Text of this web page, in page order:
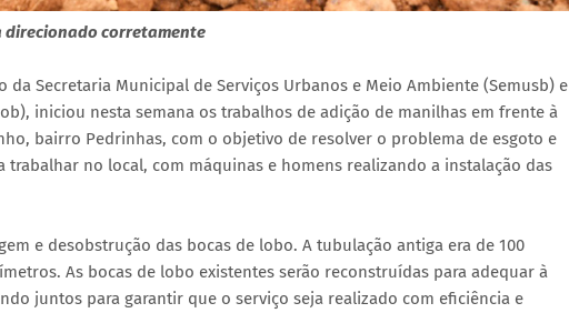
direcionado corretamente
Secretaria Municipal de Serviços Urbanos e Meio Ambiente (Semusb) e
iniciou nesta semana os trabalhos de adição de manilhas em frente à
bairro Pedrinhas, com o objetivo de resolver o problema de esgoto e
no local, com máquinas e homens realizando a instalação das
e desobstrução das bocas de lobo. A tubulação antiga era de 100
As bocas de lobo existentes serão reconstruídas para adequar à
juntos para garantir que o serviço seja realizado com eficiência e